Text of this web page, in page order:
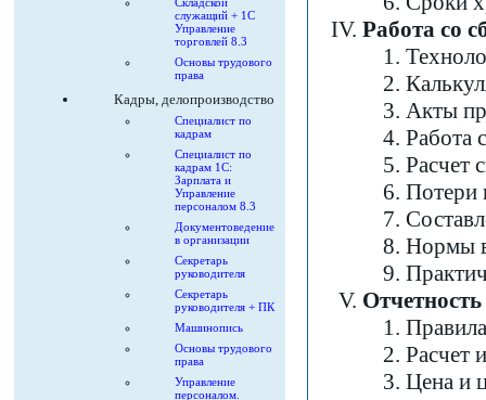
служащий + 1С
Управление
торговлей 8.3
Основы трудового
права
Кадры, делопроизводство
Специалист по
кадрам
Специалист по
кадрам 1С:
Зарплата и
Управление
персоналом 8.3
Документоведение
в организации
Секретарь
руководителя
Секретарь
руководителя + ПК
Машинопись
Основы трудового
права
Управление
персоналом.
Работа со
Акты
Работа
Расчет
Потери
Нормы
Расчет
Цена и